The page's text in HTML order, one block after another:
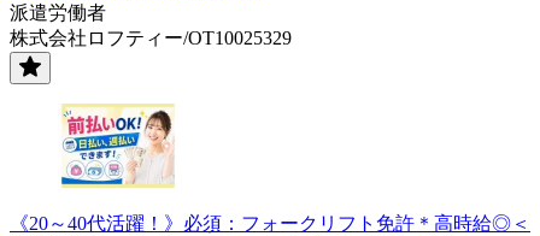
派遣労働者
株式会社ロフティー/OT10025329
《20～40代活躍！》必須：フォークリフト免許＊高時給◎＜